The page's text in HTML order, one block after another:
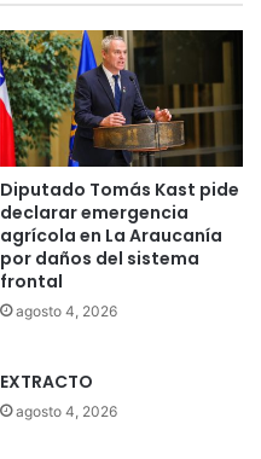
Diputado Tomás Kast pide
declarar emergencia
agrícola en La Araucanía
por daños del sistema
frontal
agosto 4, 2026
EXTRACTO
agosto 4, 2026